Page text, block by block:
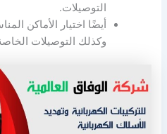
التوصيلات.
أيضًا اختيار الأماكن
وكذلك التوصيلات